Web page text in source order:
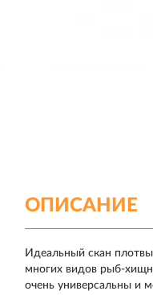
ОПИСАНИЕ
Идеальный скан
многих видов рыб-
очень универсальны и